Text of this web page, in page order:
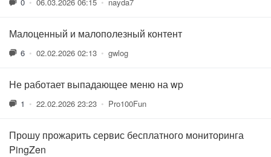
Малоценный и малополезный контент
6 • 02.02.2026 02:13 • gwlog
Не работает выпадающее меню на wp
1 • 22.02.2026 23:23 • Pro100Fun
Прошу прожарить сервис бесплатного мониторинга
PingZen